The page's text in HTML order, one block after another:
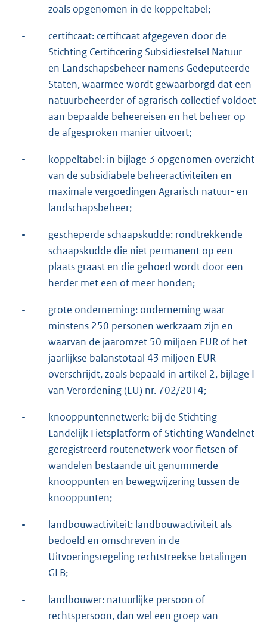
zoals opgenomen in de koppeltabel;
-
certificaat: certificaat afgegeven door de
Stichting Certificering Subsidiestelsel Natuur-
en Landschapsbeheer namens Gedeputeerde
Staten, waarmee wordt gewaarborgd dat een
natuurbeheerder of agrarisch collectief voldoet
aan bepaalde beheereisen en het beheer op
de afgesproken manier uitvoert;
-
koppeltabel: in bijlage 3 opgenomen overzicht
van de subsidiabele beheeractiviteiten en
maximale vergoedingen Agrarisch natuur- en
landschapsbeheer;
-
gescheperde schaapskudde: rondtrekkende
schaapskudde die niet permanent op een
plaats graast en die gehoed wordt door een
herder met een of meer honden;
-
grote onderneming: onderneming waar
minstens 250 personen werkzaam zijn en
waarvan de jaaromzet 50 miljoen EUR of het
jaarlijkse balanstotaal 43 miljoen EUR
overschrijdt, zoals bepaald in artikel 2, bijlage I
van Verordening (EU) nr. 702/2014;
-
knooppuntennetwerk: bij de Stichting
Landelijk Fietsplatform of Stichting Wandelnet
geregistreerd routenetwerk voor fietsen of
wandelen bestaande uit genummerde
knooppunten en bewegwijzering tussen de
knooppunten;
-
landbouwactiviteit: landbouwactiviteit als
bedoeld en omschreven in de
Uitvoeringsregeling rechtstreekse betalingen
GLB;
-
landbouwer: natuurlijke persoon of
rechtspersoon, dan wel een groep van